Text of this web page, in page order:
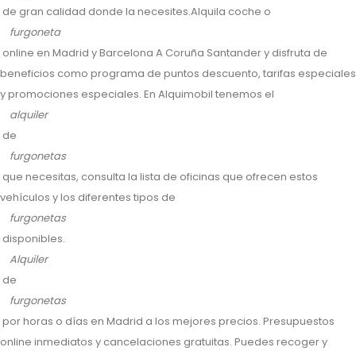
de gran calidad donde la necesites.Alquila coche o
furgoneta
online en Madrid y Barcelona A Coruña Santander y disfruta de
beneficios como programa de puntos descuento, tarifas especiales
y promociones especiales. En Alquimobil tenemos el
alquiler
de
furgonetas
que necesitas, consulta la lista de oficinas que ofrecen estos
vehículos y los diferentes tipos de
furgonetas
disponibles.
Alquiler
de
furgonetas
por horas o días en Madrid a los mejores precios. Presupuestos
online inmediatos y cancelaciones gratuitas. Puedes recoger y